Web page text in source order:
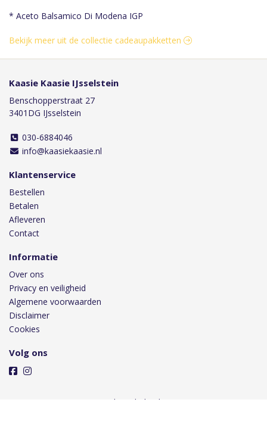
* Aceto Balsamico Di Modena IGP
Bekijk meer uit de collectie cadeaupakketten
Kaasie Kaasie IJsselstein
Benschopperstraat 27
3401DG IJsselstein
030-6884046
info@kaasiekaasie.nl
Klantenservice
Bestellen
Betalen
Afleveren
Contact
Informatie
Over ons
Privacy en veiligheid
Algemene voorwaarden
Disclaimer
Cookies
Volg ons
Taal